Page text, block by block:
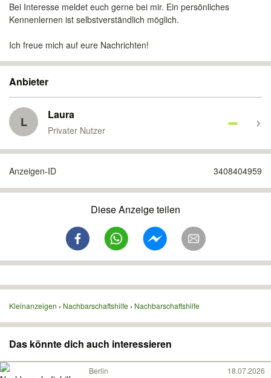
Bei Interesse meldet euch gerne bei mir. Ein persönliches
Kennenlernen ist selbstverständlich möglich.
Ich freue mich auf eure Nachrichten!
Anbieter
L Laura
Privater Nutzer
Anzeigen-ID 3408404959
Diese Anzeige teilen
Kleinanzeigen Nachbarschaftshilfe Nachbarschaftshilfe
Das könnte dich auch interessieren
Berlin 18.07.2026